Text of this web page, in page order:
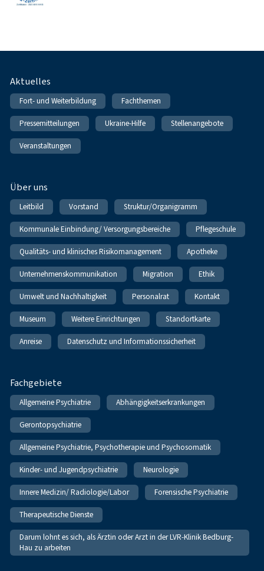
Fußnavigation
Aktuelles
Fort- und Weiterbildung Fachthemen
Pressemitteilungen Ukraine-Hilfe Stellenangebote
Veranstaltungen
Über uns
Leitbild Vorstand Struktur/Organigramm
Kommunale Einbindung/ Versorgungsbereiche Pflegeschule
Qualitäts- und klinisches Risikomanagement Apotheke
Unternehmenskommunikation Migration Ethik
Umwelt und Nachhaltigkeit Personalrat Kontakt
Museum Weitere Einrichtungen Standortkarte
Anreise Datenschutz und Informationssicherheit
Fachgebiete
Allgemeine Psychiatrie Abhängigkeitserkrankungen
Gerontopsychiatrie
Allgemeine Psychiatrie, Psychotherapie und Psychosomatik
Kinder- und Jugendpsychiatrie Neurologie
Innere Medizin/ Radiologie/Labor Forensische Psychiatrie
Therapeutische Dienste
Darum lohnt es sich, als Ärztin oder Arzt in der LVR-Klinik Bedburg-
Hau zu arbeiten